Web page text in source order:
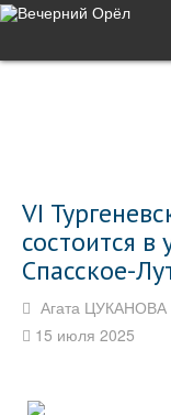
VI
состоится в
Спасское-
Агата ЦУКАНОВА
15 июля 2025